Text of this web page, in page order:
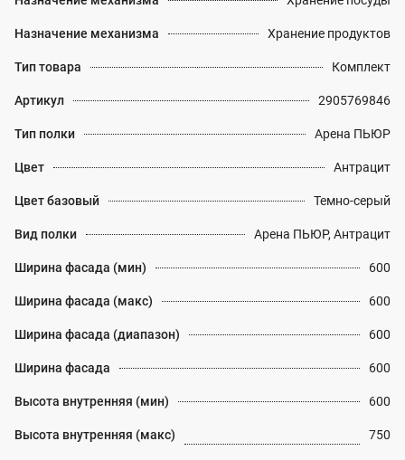
Назначение механизма Хранение продуктов
Тип товара Комплект
Артикул 2905769846
Тип полки Арена ПЬЮР
Цвет Антрацит
Цвет базовый Темно-серый
Вид полки Арена ПЬЮР, Антрацит
Ширина фасада (мин) 600
Ширина фасада (макс) 600
Ширина фасада (диапазон) 600
Ширина фасада 600
Высота внутренняя (мин) 600
Высота внутренняя (макс) 750